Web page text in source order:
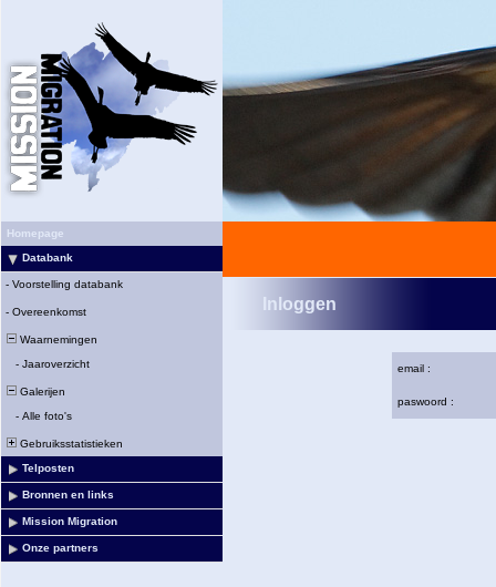
Homepage
Databank
- Voorstelling databank
- Overeenkomst
Waarnemingen
- Jaaroverzicht
Galerijen
- Alle foto's
Gebruiksstatistieken
Telposten
Bronnen en links
Mission Migration
Onze partners
Inloggen
email :
paswoord :